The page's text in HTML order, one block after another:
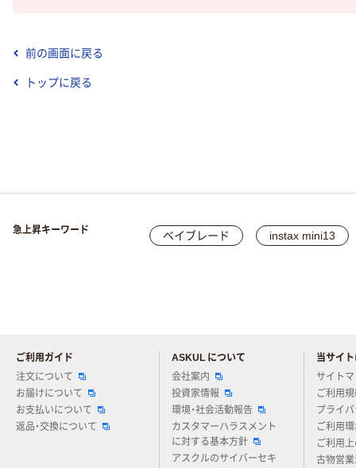
前の画面に戻る
トップに戻る
急上昇キーワード ベイブレード instax mini13
ご利用ガイド
注文について
お届けについて
お支払いについて
返品・交換について
ASKUL について
会社案内
投資家情報
環境・社会活動報告
カスタマーハラスメント
に対する基本方針
アスクルのサイバーセキ
当サイ
サイト
ご利用
プライ
ご利用
ご利用
古物営